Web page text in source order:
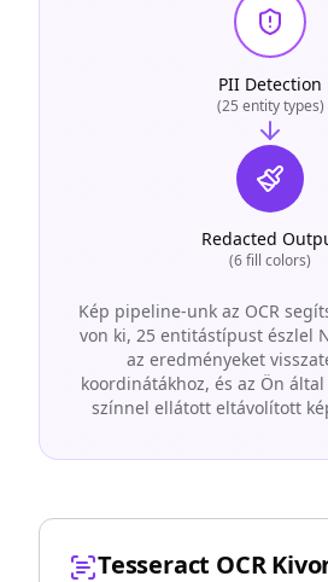
PII Detection
(25 entity types)
Redacted
(6 fill colors)
Kép pipeline-unk az OCR
von ki, 25 entitástípust észlel
az eredményeket
koordinátákhoz, és az Ön
színnel ellátott eltávolított
Tesseract OCR